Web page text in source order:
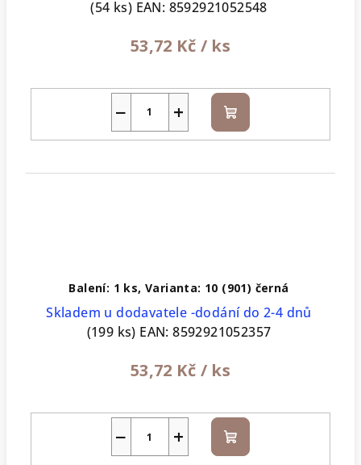
(54 ks) EAN: 8592921052548
53,72 Kč / ks
+
− Do
košíku
Balení: 1 ks, Varianta: 10 (901) černá
Skladem u dodavatele -dodání do 2-4 dnů
(199 ks) EAN: 8592921052357
53,72 Kč / ks
+
− Do
košíku